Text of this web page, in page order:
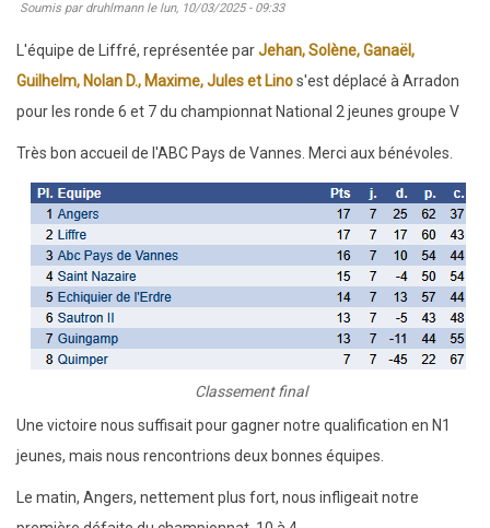
Ronde
6
des
interclubs
Soumis par druhlmannle lun, 10/03/2025 - 09:33
L'équipe de Liffré, représentée parJehan, Solène, Ganaël,
Guilhelm, Nolan D., Maxime, Jules et Linos'est déplacé à Arradon
pour les ronde 6 et 7 du championnat National 2 jeunes groupe V
Très bon accueil de l'ABC Pays de Vannes. Merci aux bénévoles.
Classement final
Une victoire nous suffisait pour gagner notre qualification en N1
jeunes, mais nous rencontrions deux bonnes équipes.
Le matin, Angers, nettement plus fort, nous infligeait notre